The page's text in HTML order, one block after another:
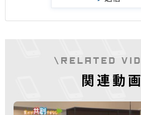
関連動画